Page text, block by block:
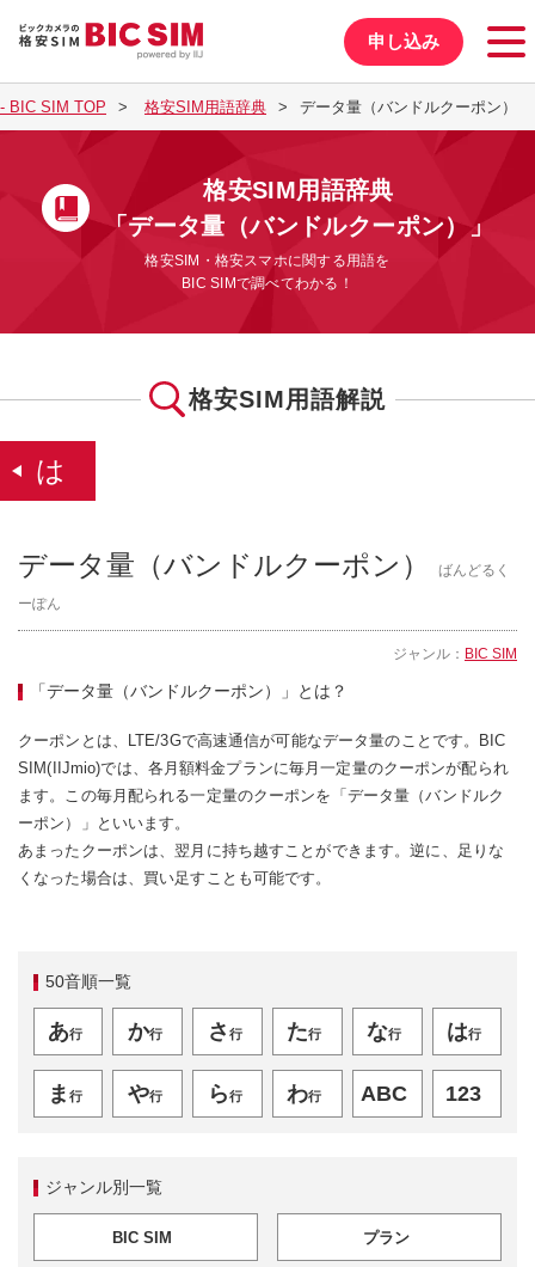
申し込み
BIC SIM TOP 格安SIM用語辞典 データ量（バンドルクーポン）
格安SIM用語辞典
「データ量（バンドルクーポン）」
格安SIM・格安スマホに関する用語を
BIC SIMで調べてわかる！
格安SIM用語解説
は
データ量（バンドルクーポン）
ばんどるく
ーぽん
ジャンル： BIC SIM
「データ量（バンドルクーポン）」とは？
クーポンとは、LTE/3Gで高速通信が可能なデータ量のことです。BIC
SIM(IIJmio)では、各月額料金プランに毎月一定量のクーポンが配られ
ます。この毎月配られる一定量のクーポンを「データ量（バンドルク
ーポン）」といいます。
あまったクーポンは、翌月に持ち越すことができます。逆に、足りな
くなった場合は、買い足すことも可能です。
50音順一覧
あ行 か行 さ 行 た行 な行 は行
ま 行 や行 ら行 わ行 ABC 123
ジャンル別一覧
BIC SIM プラン